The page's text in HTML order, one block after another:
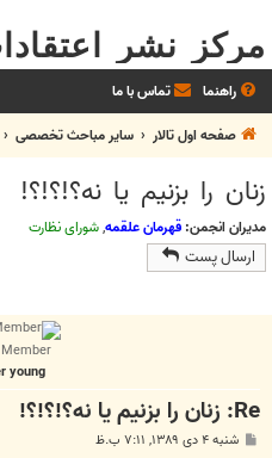
مرکز نشر
راهنما تماس با ما
صفحه اول تالار
سایر مباحث تخصصی
زنان را بزنيم يا نه؟!؟!؟!
مدیران انجمن: قهرمان علقمه,شورای نظارت
ارسال پست
young
Re: زنان را بزنيم يا نه؟!؟!؟!
شنبه ۴ دی ۱۳۸۹, ۷:۱۱ ب.ظ